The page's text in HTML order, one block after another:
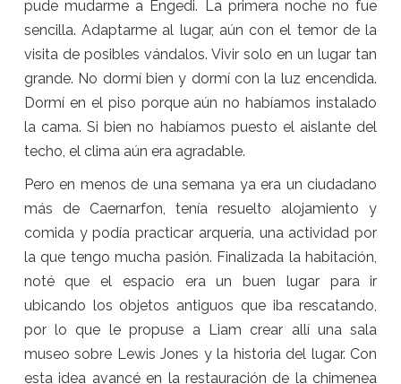
pude mudarme a Engedi. La primera noche no fue
sencilla. Adaptarme al lugar, aún con el temor de la
visita de posibles vándalos. Vivir solo en un lugar tan
grande. No dormí bien y dormí con la luz encendida.
Dormí en el piso porque aún no habíamos instalado
la cama. Si bien no habíamos puesto el aislante del
techo, el clima aún era agradable.
Pero en menos de una semana ya era un ciudadano
más de Caernarfon, tenía resuelto alojamiento y
comida y podía practicar arquería, una actividad por
la que tengo mucha pasión. Finalizada la habitación,
noté que el espacio era un buen lugar para ir
ubicando los objetos antiguos que iba rescatando,
por lo que le propuse a Liam crear allí una sala
museo sobre Lewis Jones y la historia del lugar. Con
esta idea avancé en la restauración de la chimenea